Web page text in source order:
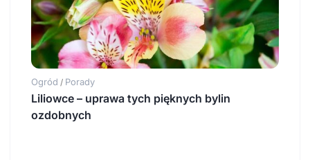
Ogród / Porady
Liliowce – uprawa tych pięknych bylin
ozdobnych